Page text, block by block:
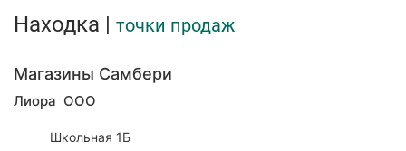
Находка | точки продаж
Магазины Самбери
Лиора ООО
Школьная 1Б